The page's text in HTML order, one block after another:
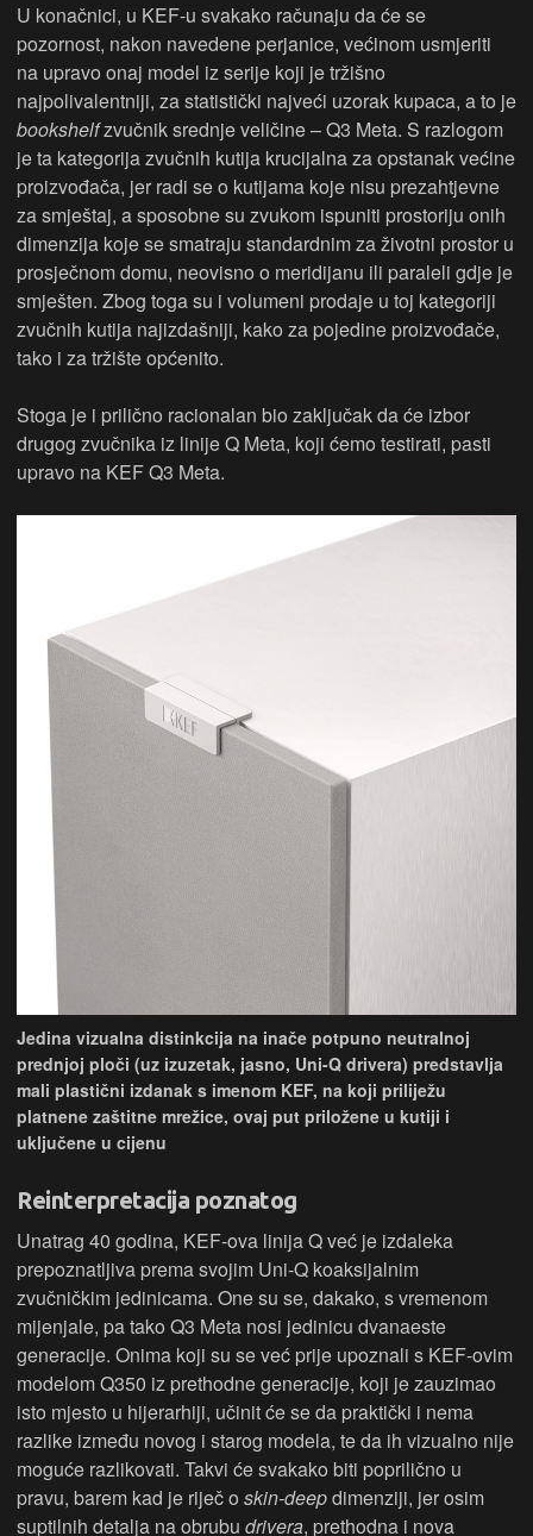
U konačnici, u KEF-u svakako računaju da će se
pozornost, nakon navedene perjanice, većinom usmjeriti
na upravo onaj model iz serije koji je tržišno
najpolivalentniji, za statistički najveći uzorak kupaca, a to je
bookshelfzvučnik srednje veličine – Q3 Meta. S razlogom
je ta kategorija zvučnih kutija krucijalna za opstanak većine
proizvođača, jer radi se o kutijama koje nisu prezahtjevne
za smještaj, a sposobne su zvukom ispuniti prostoriju onih
dimenzija koje se smatraju standardnim za životni prostor u
prosječnom domu, neovisno o meridijanu ili paraleli gdje je
smješten. Zbog toga su i volumeni prodaje u toj kategoriji
zvučnih kutija najizdašniji, kako za pojedine proizvođače,
tako i za tržište općenito.
Stoga je i prilično racionalan bio zaključak da će izbor
drugog zvučnika iz linije Q Meta, koji ćemo testirati, pasti
upravo na KEF Q3 Meta.
Jedina vizualna distinkcija na inače potpuno neutralnoj
prednjoj ploči (uz izuzetak, jasno, Uni-Q drivera) predstavlja
mali plastični izdanak s imenom KEF, na koji priliježu
platnene zaštitne mrežice, ovaj put priložene u kutiji i
uključene u cijenu
Reinterpretacija poznatog
Unatrag 40 godina, KEF-ova linija Q već je izdaleka
prepoznatljiva prema svojim Uni-Q koaksijalnim
zvučničkim jedinicama. One su se, dakako, s vremenom
mijenjale, pa tako Q3 Meta nosi jedinicu dvanaeste
generacije. Onima koji su se već prije upoznali s KEF-ovim
modelom Q350 iz prethodne generacije, koji je zauzimao
isto mjesto u hijerarhiji, učinit će se da praktički i nema
razlike između novog i starog modela, te da ih vizualno nije
moguće razlikovati. Takvi će svakako biti poprilično u
pravu, barem kad je riječ o skin-deepdimenziji, jer osim
suptilnih detalja na obrubu drivera, prethodna i nova